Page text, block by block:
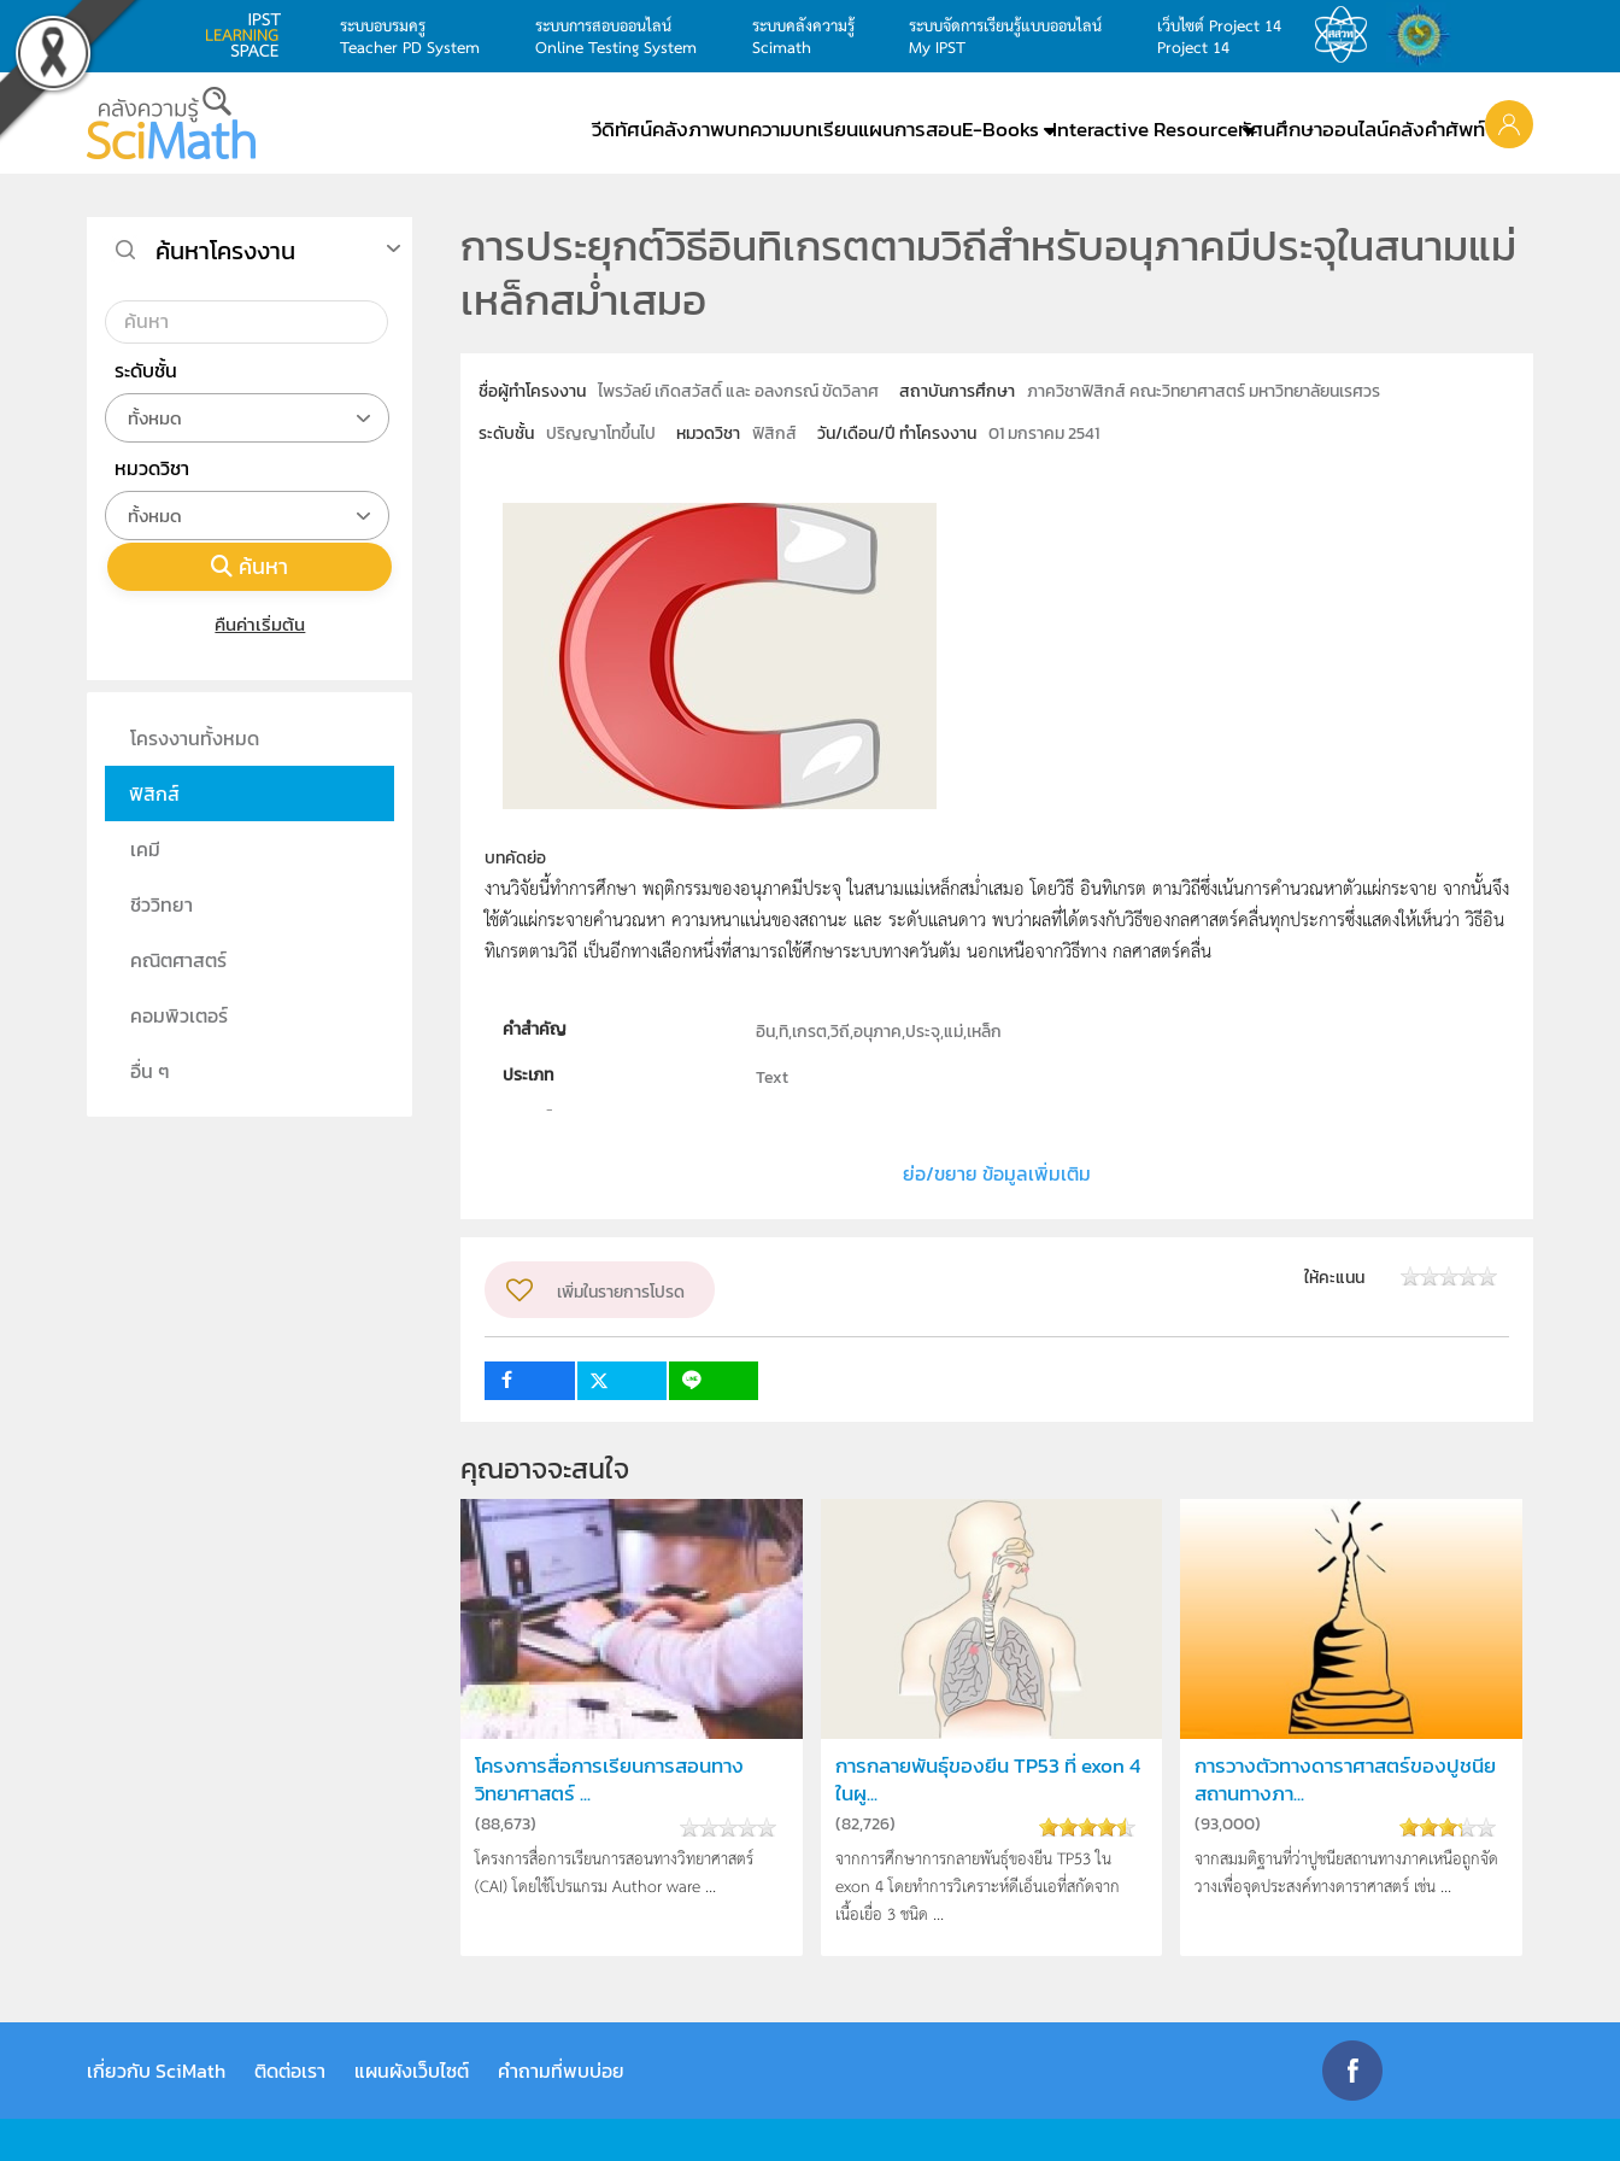
Skip to main content
ระบบอบรมครู
Teacher PD System
ระบบการสอบออนไลน์
Online Testing System
ระบบคลังความรู้
Scimath
ระบบจัดการเรียนรู้แบบออนไลน์
My IPST
เว็บไซต์ Project 14
Project 14
วีดิทัศน์คลังภาพบทความบทเรียนแผนการสอนE-Books Interactive Resourceทัศนศึกษาออนไลน์คลังคำศัพท์
การประยุกต์วิธีอินทิเกรตตามวิถีสำหรับอนุภาคมีประจุในสนามแม่
เหล็กสม่ำเสมอ
ชื่อผู้ทำโครงงาน ไพรวัลย์ เกิดสวัสดิ์ และ อลงกรณ์ ขัดวิลาศ สถาบันการศึกษา ภาควิชาฟิสิกส์ คณะวิทยาศาสตร์ มหาวิทยาลัยนเรศวร
ระดับชั้น ปริญญาโทขึ้นไป หมวดวิชา ฟิสิกส์ วัน/เดือน/ปี ทำโครงงาน 01 มกราคม 2541
บทคัดย่อ
งานวิจัยนี้ทำการศึกษา พฤติกรรมของอนุภาคมีประจุ ในสนามแม่เหล็กสม่ำเสมอ โดยวิธี อินทิเกรต ตามวิถีซึ่งเน้นการคำนวณหาตัวแผ่กระจาย จากนั้นจึง
ใช้ตัวแผ่กระจายคำนวณหา ความหนาแน่นของสถานะ และ ระดับแลนดาว พบว่าผลที่ได้ตรงกับวิธีของกลศาสตร์คลื่นทุกประการซึ่งแสดงให้เห็นว่า วิธีอิน
ทิเกรตตามวิถี เป็นอีกทางเลือกหนึ่งที่สามารถใช้ศึกษาระบบทางควันตัม นอกเหนือจากวิธีทาง กลศาสตร์คลื่น
คำสำคัญ
อิน,ทิ,เกรต,วิถี,อนุภาค,ประจุ,แม่,เหล็ก
ประเภท
Text
ไพรวัลย์ เกิดสวัสดิ์ และ อลงกรณ์ ขัดวิลาศ
ย่อ/ขยาย ข้อมูลเพิ่มเติม
เพิ่มในรายการโปรด
ให้คะแนน
คุณอาจจะสนใจ
โครงการสื่อการเรียนการสอนทาง
วิทยาศาสตร์ ...
(88,673)
โครงการสื่อการเรียนการสอนทางวิทยาศาสตร์
(CAI) โดยใช้โปรแกรม Author ware ...
การกลายพันธุ์ของยีน TP53 ที่ exon 4
ในผู...
(82,726)
จากการศึกษาการกลายพันธุ์ของยีน TP53 ใน
exon 4 โดยทำการวิเคราะห์ดีเอ็นเอที่สกัดจาก
เนื้อเยื่อ 3 ชนิด ...
การวางตัวทางดาราศาสตร์ของปูชนีย
สถานทางภา...
(93,000)
จากสมมติฐานที่ว่าปูชนียสถานทางภาคเหนือถูกจัด
วางเพื่อจุดประสงค์ทางดาราศาสตร์ เช่น ...
ค้นหาโครงงาน
ระดับชั้น
ทั้งหมด
หมวดวิชา
ทั้งหมด
ค้นหา
คืนค่าเริ่มต้น
โครงงานทั้งหมด
ฟิสิกส์
เคมี
ชีววิทยา
คณิตศาสตร์
คอมพิวเตอร์
อื่น ๆ
เกี่ยวกับ SciMath ติดต่อเรา แผนผังเว็บไซต์ คำถามที่พบบ่อย